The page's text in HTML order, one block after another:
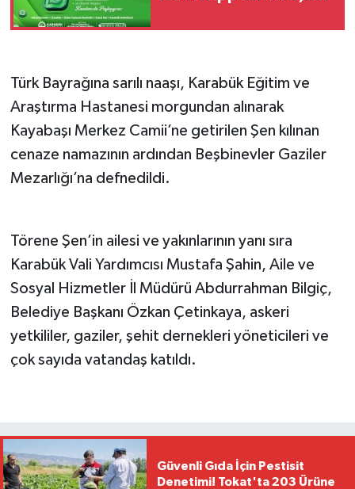
Türk Bayrağına sarılı naaşı, Karabük Eğitim ve
Araştırma Hastanesi morgundan alınarak
Kayabaşı Merkez Camii’ne getirilen Şen kılınan
cenaze namazının ardından Beşbinevler Gaziler
Mezarlığı’na defnedildi.
Törene Şen’in ailesi ve yakınlarının yanı sıra
Karabük Vali Yardımcısı Mustafa Şahin, Aile ve
Sosyal Hizmetler İl Müdürü Abdurrahman Bilgiç,
Belediye Başkanı Özkan Çetinkaya, askeri
yetkililer, gaziler, şehit dernekleri yöneticileri ve
çok sayıda vatandaş katıldı.
Güvenli Gıda İçin Pestisit
Denetimi! Tokat'ta 203 Ürüne